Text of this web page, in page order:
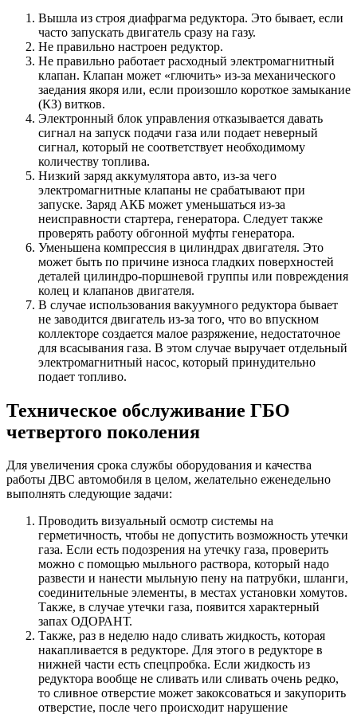
Вышла из строя диафрагма редуктора. Это бывает, если
часто запускать двигатель сразу на газу.
Не правильно настроен редуктор.
Не правильно работает расходный электромагнитный
клапан. Клапан может «глючить» из-за механического
заедания якоря или, если произошло короткое замыкание
(КЗ) витков.
Электронный блок управления отказывается давать
сигнал на запуск подачи газа или подает неверный
сигнал, который не соответствует необходимому
количеству топлива.
Низкий заряд аккумулятора авто, из-за чего
электромагнитные клапаны не срабатывают при
запуске. Заряд АКБ может уменьшаться из-за
неисправности стартера, генератора. Следует также
проверять работу обгонной муфты генератора.
Уменьшена компрессия в цилиндрах двигателя. Это
может быть по причине износа гладких поверхностей
деталей цилиндро-поршневой группы или повреждения
колец и клапанов двигателя.
В случае использования вакуумного редуктора бывает
не заводится двигатель из-за того, что во впускном
коллекторе создается малое разряжение, недостаточное
для всасывания газа. В этом случае выручает отдельный
электромагнитный насос, который принудительно
подает топливо.
Техническое обслуживание ГБО
четвертого поколения
Для увеличения срока службы оборудования и качества
работы ДВС автомобиля в целом, желательно еженедельно
выполнять следующие задачи:
Проводить визуальный осмотр системы на
герметичность, чтобы не допустить возможность утечки
газа. Если есть подозрения на утечку газа, проверить
можно с помощью мыльного раствора, который надо
развести и нанести мыльную пену на патрубки, шланги,
соединительные элементы, в местах установки хомутов.
Также, в случае утечки газа, появится характерный
запах ОДОРАНТ.
Также, раз в неделю надо сливать жидкость, которая
накапливается в редукторе. Для этого в редукторе в
нижней части есть спецпробка. Если жидкость из
редуктора вообще не сливать или сливать очень редко,
то сливное отверстие может закоксоваться и закупорить
отверстие, после чего происходит нарушение